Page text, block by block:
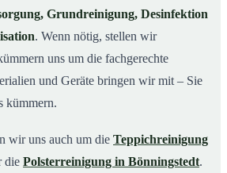
Grundreinigung, Desinfektion
. Wenn nötig, stellen wir
uns um die fachgerechte
und Geräte bringen wir mit – Sie
kümmern.
wir uns auch um die Teppichreinigung
die Polsterreinigung in Bönningstedt.